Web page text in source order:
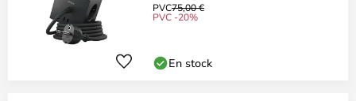
PVC75,00 €
PVC -20%
En stock